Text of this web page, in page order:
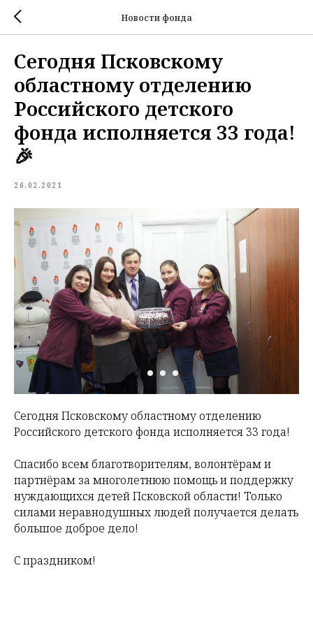
Новости фонда
Сегодня Псковскому
областному отделению
Российского детского
фонда исполняется 33 года!
🎉
26.02.2021
Сегодня Псковскому областному отделению
Российского детского фонда исполняется 33 года!
Спасибо всем благотворителям, волонтёрам и
партнёрам за многолетнюю помощь и поддержку
нуждающихся детей Псковской области! Только
силами неравнодушных людей получается делать
большое доброе дело!
С праздником!